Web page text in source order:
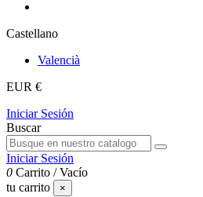
Castellano
Valencià
EUR €
Iniciar Sesión
Buscar
Iniciar Sesión
0 Carrito /Vacío
tu carrito
×